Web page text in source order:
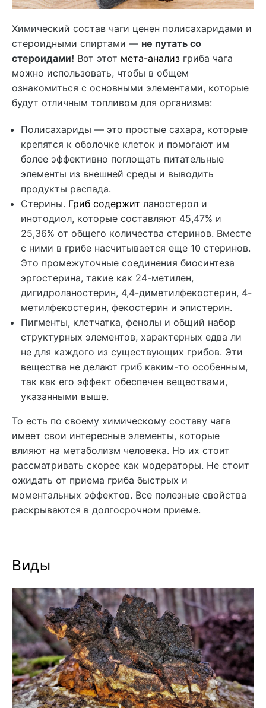
Химический состав чаги ценен полисахаридами и
стероидными спиртами — не путать со
стероидами! Вот этот мета-анализ гриба чага
можно использовать, чтобы в общем
ознакомиться с основными элементами, которые
будут отличным топливом для организма:
Полисахариды — это простые сахара, которые
крепятся к оболочке клеток и помогают им
более эффективно поглощать питательные
элементы из внешней среды и выводить
продукты распада.
Стерины. Гриб содержит ланостерол и
инотодиол, которые составляют 45,47% и
25,36% от общего количества стеринов. Вместе
с ними в грибе насчитывается еще 10 стеринов.
Это промежуточные соединения биосинтеза
эргостерина, такие как 24-метилен,
дигидроланостерин, 4,4-диметилфекостерин, 4-
метилфекостерин, фекостерин и эпистерин.
Пигменты, клетчатка, фенолы и общий набор
структурных элементов, характерных едва ли
не для каждого из существующих грибов. Эти
вещества не делают гриб каким-то особенным,
так как его эффект обеспечен веществами,
указанными выше.
То есть по своему химическому составу чага
имеет свои интересные элементы, которые
влияют на метаболизм человека. Но их стоит
рассматривать скорее как модераторы. Не стоит
ожидать от приема гриба быстрых и
моментальных эффектов. Все полезные свойства
раскрываются в долгосрочном приеме.
Виды